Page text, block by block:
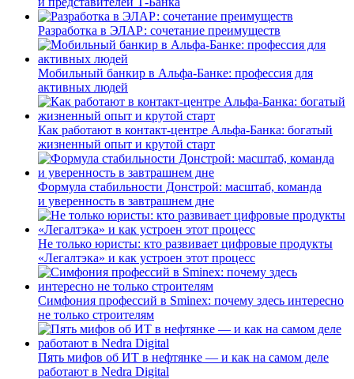
Разработка в ЭЛАР: сочетание преимуществ
Мобильный банкир в Альфа-Банке: профессия для
активных людей
Как работают в контакт-центре Альфа-Банка: богатый
жизненный опыт и крутой старт
Формула стабильности Донстрой: масштаб, команда
и уверенность в завтрашнем дне
Не только юристы: кто развивает цифровые продукты
«Легалтэка» и как устроен этот процесс
Симфония профессий в Sminex: почему здесь интересно
не только строителям
Пять мифов об ИТ в нефтянке — и как на самом деле
работают в Nedra Digital